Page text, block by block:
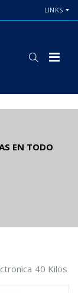
LINKS
EN TODO
40 Kilos